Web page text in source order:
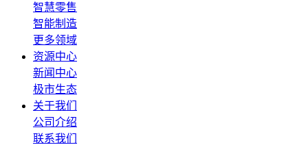
智慧零售
智能制造
更多领域
资源中心
新闻中心
极市生态
关于我们
公司介绍
联系我们